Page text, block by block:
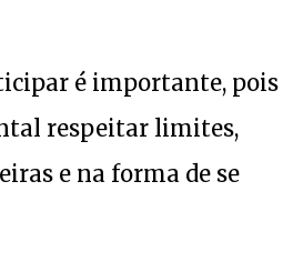
é importante, pois
respeitar limites,
e na forma de se